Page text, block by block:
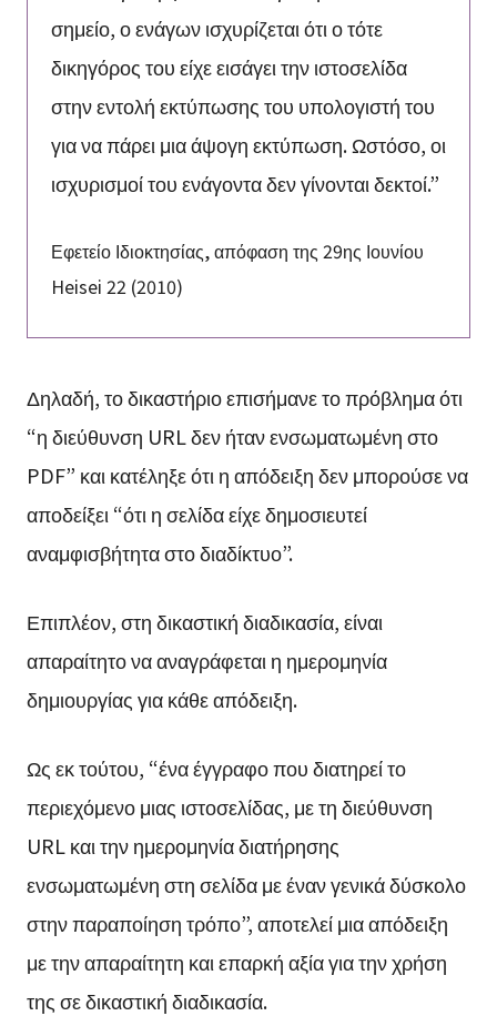
σημείο, ο ενάγων ισχυρίζεται ότι ο τότε
δικηγόρος του είχε εισάγει την ιστοσελίδα
στην εντολή εκτύπωσης του υπολογιστή του
για να πάρει μια άψογη εκτύπωση. Ωστόσο, οι
ισχυρισμοί του ενάγοντα δεν γίνονται δεκτοί.”
Εφετείο Ιδιοκτησίας, απόφαση της 29ης Ιουνίου
Heisei 22 (2010)
Δηλαδή, το δικαστήριο επισήμανε το πρόβλημα ότι
“η διεύθυνση URL δεν ήταν ενσωματωμένη στο
PDF” και κατέληξε ότι η απόδειξη δεν μπορούσε να
αποδείξει “ότι η σελίδα είχε δημοσιευτεί
αναμφισβήτητα στο διαδίκτυο”.
Επιπλέον, στη δικαστική διαδικασία, είναι
απαραίτητο να αναγράφεται η ημερομηνία
δημιουργίας για κάθε απόδειξη.
Ως εκ τούτου, “ένα έγγραφο που διατηρεί το
περιεχόμενο μιας ιστοσελίδας, με τη διεύθυνση
URL και την ημερομηνία διατήρησης
ενσωματωμένη στη σελίδα με έναν γενικά δύσκολο
στην παραποίηση τρόπο”, αποτελεί μια απόδειξη
με την απαραίτητη και επαρκή αξία για την χρήση
της σε δικαστική διαδικασία.